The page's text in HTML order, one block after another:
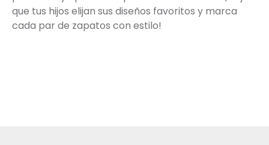
que tus hijos elijan sus diseños favoritos y marca
cada par de zapatos con estilo!